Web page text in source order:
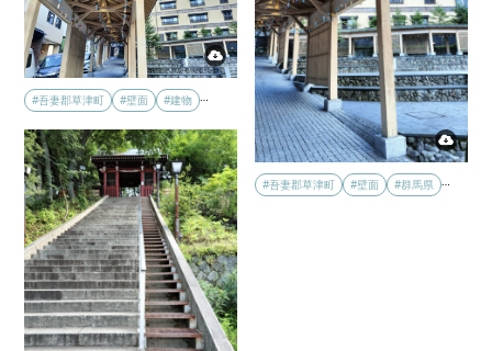
#吾妻郡草津町 #壁面 #群馬県
#吾妻郡草津町 #壁面 #建物 …